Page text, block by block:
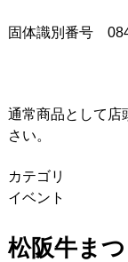
固体識別番号
通常商品として店
さい。
カテゴリ
イベント
松阪牛ま